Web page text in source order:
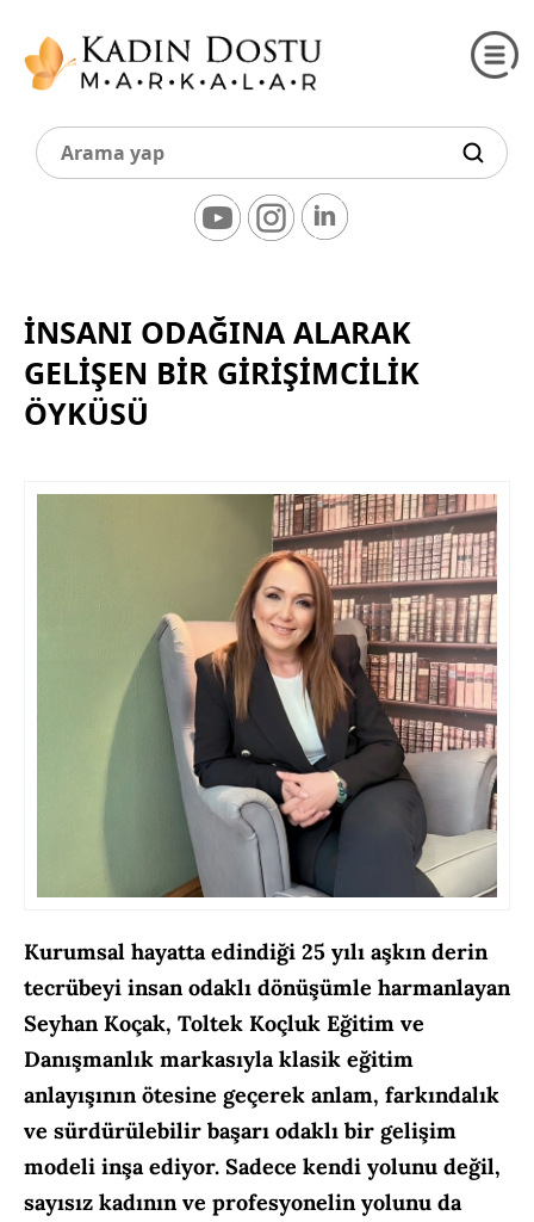
İNSANI ODAĞINA ALARAK
GELIŞEN BIR GIRIŞIMCILIK
ÖYKÜSÜ
Kurumsal hayatta edindiği 25 yılı aşkın derin
tecrübeyi insan odaklı dönüşümle harmanlayan
Seyhan Koçak, Toltek Koçluk Eğitim ve
Danışmanlık markasıyla klasik eğitim
anlayışının ötesine geçerek anlam, farkındalık
ve sürdürülebilir başarı odaklı bir gelişim
modeli inşa ediyor. Sadece kendi yolunu değil,
sayısız kadının ve profesyonelin yolunu da